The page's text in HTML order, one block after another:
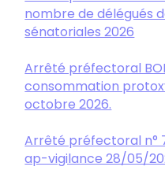
nombre de délégués
sénatoriales 2026
Arrêté préfectoral
consommation
octobre 2026.
Arrêté préfectoral n°
ap-vigilance 28/05/